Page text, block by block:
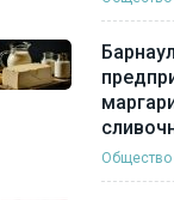
Общество